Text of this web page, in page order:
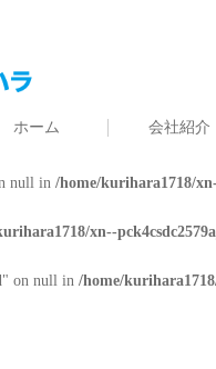
ホーム 会社紹介
xn--
on null in
xn--
null in /home/kurihara1718/
xn--
on null in /home/